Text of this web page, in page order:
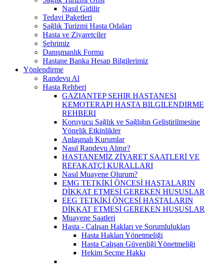
Nasıl Gidilir
Tedavi Paketleri
Sağlık Turizmi Hasta Odaları
Hasta ve Ziyaretçiler
Şehrimiz
Danışmanlık Formu
Hastane Banka Hesap Bilgilerimiz
Yönlendirme
Randevu Al
Hasta Rehberi
GAZIANTEP SEHIR HASTANESI
KEMOTERAPI HASTA BILGILENDIRME
REHBERI
Koruyucu Sağlık ve Sağlığın Geliştirilmesine
Yönelik Etkinlikler
Anlaşmalı Kurumlar
Nasıl Randevu Alınır?
HASTANEMİZ ZİYARET SAATLERİ VE
REFAKATÇİ KURALLARI
Nasıl Muayene Olurum?
EMG TETKİKİ ÖNCESİ HASTALARIN
DİKKAT ETMESİ GEREKEN HUSUSLAR
EEG TETKİKİ ÖNCESİ HASTALARIN
DİKKAT ETMESİ GEREKEN HUSUSLAR
Muayene Saatleri
Hasta - Çalışan Hakları ve Sorumlulukları
Hasta Hakları Yönetmeliği
Hasta Çalışan Güvenliği Yönetmeliği
Hekim Seçme Hakkı